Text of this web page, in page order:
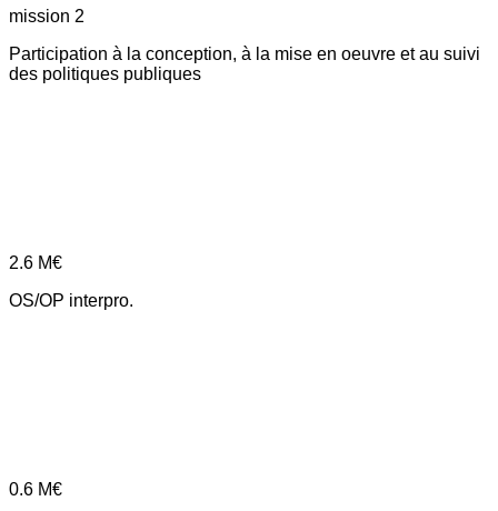
mission 2
Participation à la conception, à la mise en oeuvre et au suivi
des politiques publiques
2.6 M€
OS/OP interpro.
0.6 M€